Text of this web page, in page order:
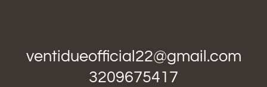
ventidueofficial22@gmail.com
3209675417